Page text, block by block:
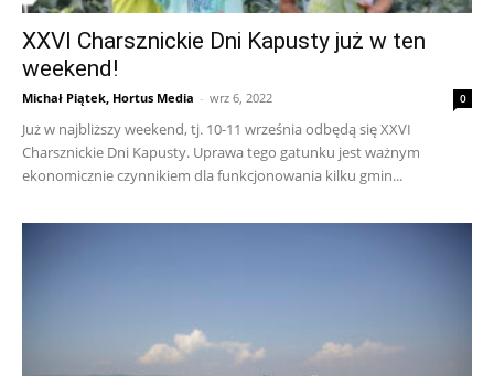
XXVI Charsznickie Dni Kapusty już w ten
weekend!
Michał Piątek, Hortus Media - wrz 6, 2022 0
Już w najbliższy weekend, tj. 10-11 września odbędą się XXVI
Charsznickie Dni Kapusty. Uprawa tego gatunku jest ważnym
ekonomicznie czynnikiem dla funkcjonowania kilku gmin...